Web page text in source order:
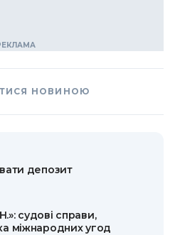
НОВИНОЮ
депозит
судові справи,
міжнародних угод